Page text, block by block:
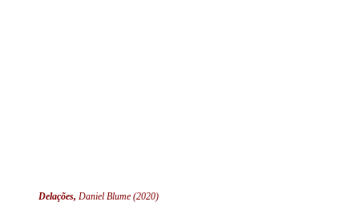
Delações, Daniel Blume (2020)